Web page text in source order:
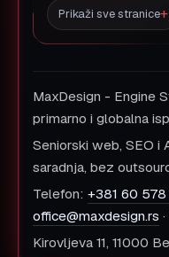
Prikaži sve stranice
MaxDesign - Engine
primarno i globalna
Seniorski web, SEO i
saradnja, bez
Telefon: +381 60
office@maxdesign.rs
Kirovljeva 11, 11000